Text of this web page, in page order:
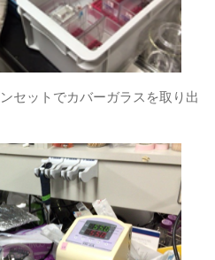
セットでカバーガラスを取り出